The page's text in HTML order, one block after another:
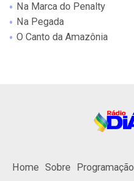
Na Marca do Penalty
Na Pegada
O Canto da Amazônia
Home Sobre Programação